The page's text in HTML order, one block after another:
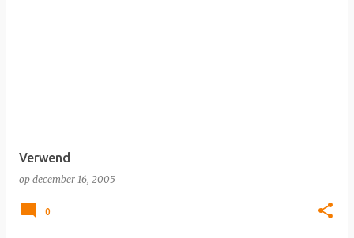
Verwend
op december 16, 2005
0